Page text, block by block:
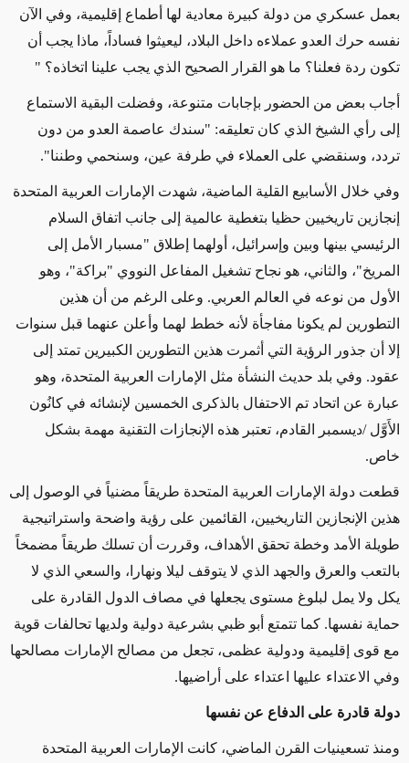
بعمل عسكري من دولة كبيرة معادية لها أطماع إقليمية، وفي الآن
نفسه حرك العدو عملاءه داخل البلاد، ليعيثوا فساداً، ماذا يجب أن
تكون ردة فعلنا؟ ما هو القرار الصحيح الذي يجب علينا اتخاذه؟ "
أجاب بعض من الحضور بإجابات متنوعة، وفضلت البقية الاستماع
إلى رأي الشيخ الذي كان تعليقه: "سندك عاصمة العدو من دون
تردد، وسنقضي على العملاء في طرفة عين، وسنحمي وطننا".
وفي خلال الأسابيع القلية الماضية، شهدت الإمارات العربية المتحدة
إنجازين تاريخيين حظيا بتغطية عالمية إلى جانب اتفاق السلام
الرئيسي بينها وبين وإسرائيل، أولهما إطلاق "مسبار الأمل إلى
المريخ"، والثاني، هو نجاح تشغيل المفاعل النووي "براكة"، وهو
الأول من نوعه في العالم العربي. وعلى الرغم من أن هذين
التطورين لم يكونا مفاجأة لأنه خطط لهما وأعلن عنهما قبل سنوات
إلا أن جذور الرؤية التي أثمرت هذين التطورين الكبيرين تمتد إلى
عقود. وفي بلد حديث النشأة مثل الإمارات العربية المتحدة، وهو
عبارة عن اتحاد تم الاحتفال بالذكرى الخمسين لإنشائه في كانُون
الأَوَّل/ديسمبر القادم، تعتبر هذه الإنجازات التقنية مهمة بشكل
خاص.
قطعت دولة الإمارات العربية المتحدة طريقاً مضنياً في الوصول إلى
هذين الإنجازين التاريخيين، القائمين على رؤية واضحة واستراتيجية
طويلة الأمد وخطة تحقق الأهداف، وقررت أن تسلك طريقاً مضمخاً
بالتعب والعرق والجهد الذي لا يتوقف ليلا ونهارا، والسعي الذي لا
يكل ولا يمل لبلوغ مستوى يجعلها في مصاف الدول القادرة على
حماية نفسها. كما تتمتع أبو ظبي بشرعية دولية ولديها تحالفات قوية
مع قوى إقليمية ودولية عظمى، تجعل من مصالح الإمارات مصالحها
وفي الاعتداء عليها اعتداء على أراضيها.
دولة قادرة على الدفاع عن نفسها
ومنذ تسعينيات القرن الماضي، كانت الإمارات العربية المتحدة